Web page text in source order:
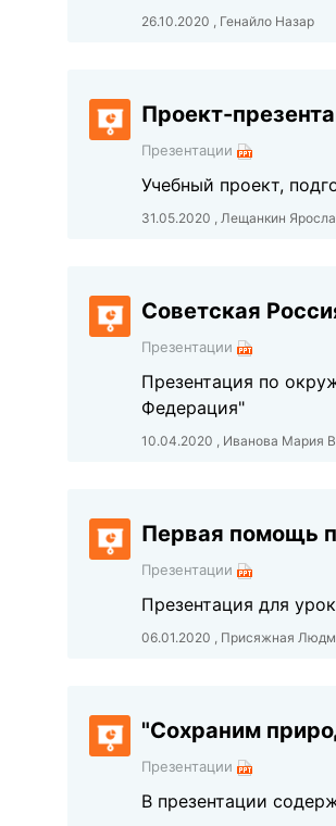
26.10.2020 , Генайло Назар
Проект-
Презентации
Учебный проект,
31.05.2020 , Лещанкин
Советская
Презентации
Презентация по
Федерация"
10.04.2020 , Иванова Мария
Первая помощь
Презентации
Презентация для
06.01.2020 , Присяжная
"Сохраним
Презентации
В презентации